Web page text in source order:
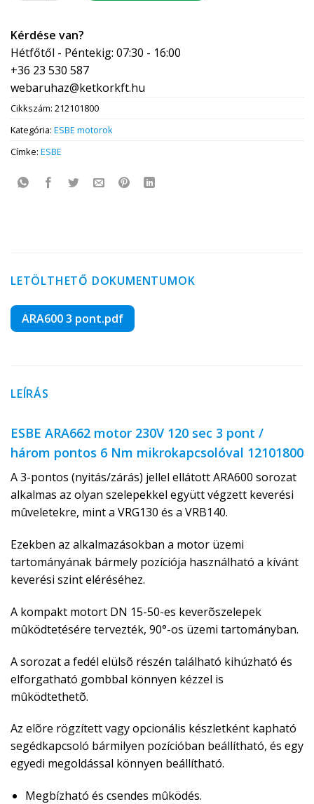
Kérdése van?
Hétfőtől - Péntekig: 07:30 - 16:00
+36 23 530 587
webaruhaz@ketkorkft.hu
Cikkszám: 212101800
Kategória: ESBE motorok
Címke: ESBE
LETÖLTHETŐ DOKUMENTUMOK
ARA600 3 pont.pdf
LEÍRÁS
ESBE ARA662 motor 230V 120 sec 3 pont /
három pontos 6 Nm mikrokapcsolóval 12101800
A 3-pontos (nyitás/zárás) jellel ellátott ARA600 sorozat
alkalmas az olyan szelepekkel együtt végzett keverési
mûveletekre, mint a VRG130 és a VRB140.
Ezekben az alkalmazásokban a motor üzemi
tartományának bármely pozíciója használható a kívánt
keverési szint eléréséhez.
A kompakt motort DN 15-50-es keverõszelepek
mûködtetésére tervezték, 90°-os üzemi tartományban.
A sorozat a fedél elülsõ részén található kihúzható és
elforgatható gombbal könnyen kézzel is
mûködtethetõ.
Az elõre rögzített vagy opcionális készletként kapható
segédkapcsoló bármilyen pozícióban beállítható, és egy
egyedi megoldással könnyen beállítható.
Megbízható és csendes mûködés.